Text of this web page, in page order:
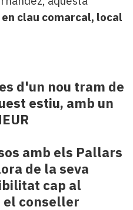
clau comarcal, local
d'un nou tram de
estiu, amb un
amb els Pallars
de la seva
cap al
el conseller